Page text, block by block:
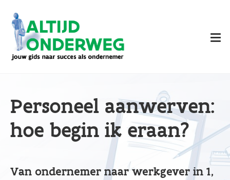
naar
Personeel aanwerven:
hoe begin ik eraan?
Van ondernemer naar werkgever in 1,